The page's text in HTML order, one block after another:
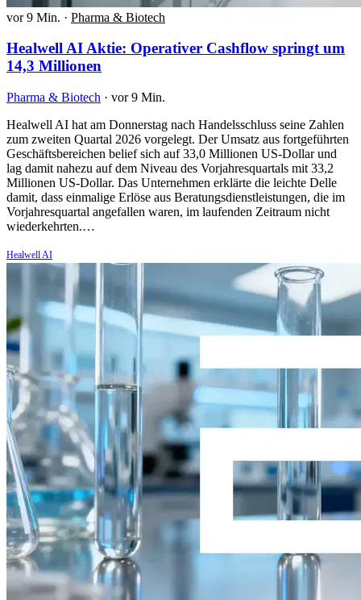
vor 9 Min. · Pharma & Biotech
Healwell AI Aktie: Operativer Cashflow springt um
14,3 Millionen
Pharma & Biotech · vor 9 Min.
Healwell AI hat am Donnerstag nach Handelsschluss seine Zahlen
zum zweiten Quartal 2026 vorgelegt. Der Umsatz aus fortgeführten
Geschäftsbereichen belief sich auf 33,0 Millionen US-Dollar und
lag damit nahezu auf dem Niveau des Vorjahresquartals mit 33,2
Millionen US-Dollar. Das Unternehmen erklärte die leichte Delle
damit, dass einmalige Erlöse aus Beratungsdienstleistungen, die im
Vorjahresquartal angefallen waren, im laufenden Zeitraum nicht
wiederkehrten.…
Healwell AI